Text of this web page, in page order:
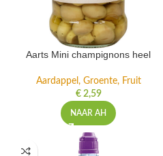
Aarts Mini champignons heel
Aardappel, Groente, Fruit
€2,59
NAAR AH